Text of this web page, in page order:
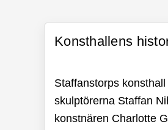
Konsthallens
Staffanstorps
skulptörerna Staffan
konstnären Charlotte